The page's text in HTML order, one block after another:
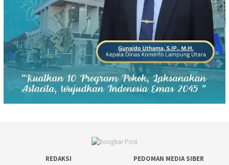
REDAKSI PEDOMAN MEDIA SIBER